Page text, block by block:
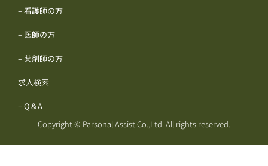
– 看護師の方
– 医師の方
– 薬剤師の方
求人検索
– Q＆A
Copyright © Parsonal Assist Co.,Ltd. All rights reserved.